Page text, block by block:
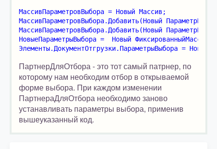
МассивПараметровВыбора = Новый Массив;
МассивПараметровВыбора.Добавить(Новый
МассивПараметровВыбора.Добавить(Новый
НовыеПараметрыВыбора =  Новый
Элементы.ДокументОтгрузки.ПараметрыВыбора =
ПартнерДляОтбора - это тот самый патрнер, по
которому нам необходим отбор в открываемой
форме выбора. При каждом изменении
ПартнераДляОтбора необходимо заново
устанавливать параметры выбора, применив
вышеуказанный код.